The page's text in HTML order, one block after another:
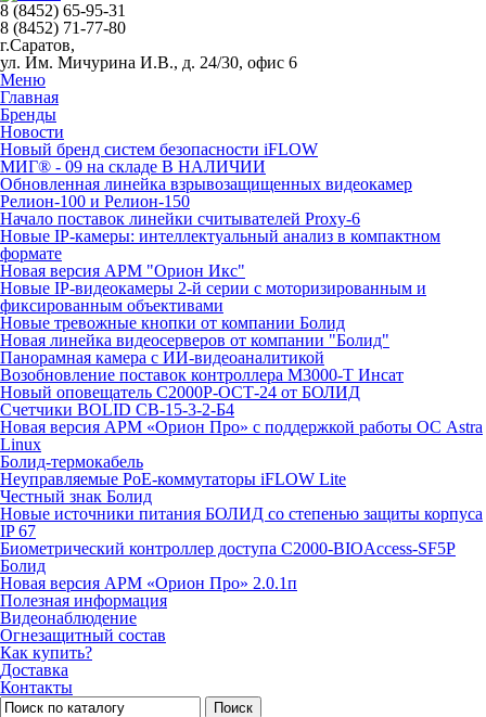
8 (8452) 65-95-31
8 (8452) 71-77-80
г.Саратов,
ул. Им. Мичурина И.В., д. 24/30, офис 6
Меню
Главная
Бренды
Новости
Новый бренд систем безопасности iFLOW
МИГ® - 09 на складе В НАЛИЧИИ
Обновленная линейка взрывозащищенных видеокамер
Релион-100 и Релион-150
Начало поставок линейки считывателей Proxy-6
Новые IP-камеры: интеллектуальный анализ в компактном
формате
Новая версия АРМ "Орион Икс"
Новые IP-видеокамеры 2-й серии с моторизированным и
фиксированным объективами
Новые тревожные кнопки от компании Болид
Новая линейка видеосерверов от компании "Болид"
Панорамная камера с ИИ-видеоаналитикой
Возобновление поставок контроллера М3000-Т Инсат
Новый оповещатель С2000Р-ОСТ-24 от БОЛИД
Счетчики BOLID СВ-15-3-2-Б4
Новая версия АРМ «Орион Про» с поддержкой работы ОС Astra
Linux
Болид-термокабель
Неуправляемые PoE-коммутаторы iFLOW Lite
Честный знак Болид
Новые источники питания БОЛИД со степенью защиты корпуса
IP 67
Биометрический контроллер доступа С2000-BIOAccess-SF5P
Болид
Новая версия АРМ «Орион Про» 2.0.1п
Полезная информация
Видеонаблюдение
Огнезащитный состав
Как купить?
Доставка
Контакты
Поиск